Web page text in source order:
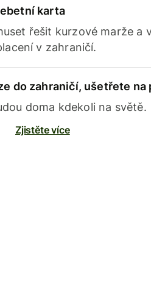
karta
řešit kurzové marže a
v zahraničí.
do zahraničí, ušetřete na
doma kdekoli na světě.
Zjistěte více